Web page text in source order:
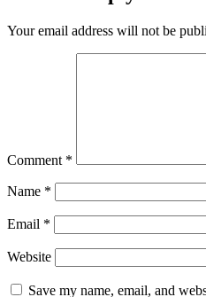
Your email address will not be
Comment *
Name *
Email *
Website
Save my name, email, and